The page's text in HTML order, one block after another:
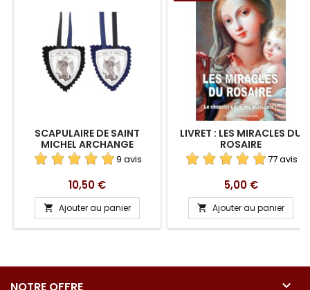
SCAPULAIRE DE SAINT
MICHEL ARCHANGE
9 avis
Prix
10,50 €
 Ajouter au panier
LIVRET : LES MIRACLES DU
ROSAIRE
77 avis
Prix
5,00 €
 Ajouter au panier
